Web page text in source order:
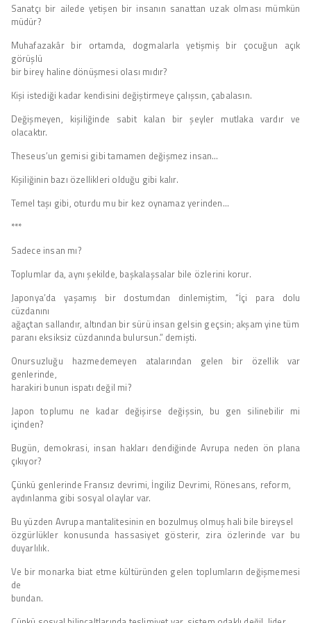
Sanatçı bir ailede yetişen bir insanın sanattan uzak olması mümkün
müdür?
Muhafazakâr bir ortamda, dogmalarla yetişmiş bir çocuğun açık
görüşlü
bir birey haline dönüşmesi olası mıdır?
Kişi istediği kadar kendisini değiştirmeye çalışsın, çabalasın.
Değişmeyen, kişiliğinde sabit kalan bir şeyler mutlaka vardır ve
olacaktır.
Theseus’un gemisi gibi tamamen değişmez insan…
Kişiliğinin bazı özellikleri olduğu gibi kalır.
Temel taşı gibi, oturdu mu bir kez oynamaz yerinden…
***
Sadece insan mı?
Toplumlar da, aynı şekilde, başkalaşsalar bile özlerini korur.
Japonya’da yaşamış bir dostumdan dinlemiştim, “İçi para dolu
cüzdanını
ağaçtan sallandır, altından bir sürü insan gelsin geçsin; akşam yine tüm
paranı eksiksiz cüzdanında bulursun.” demişti.
Onursuzluğu hazmedemeyen atalarından gelen bir özellik var
genlerinde,
harakiri bunun ispatı değil mi?
Japon toplumu ne kadar değişirse değişsin, bu gen silinebilir mi
içinden?
Bugün, demokrasi, insan hakları dendiğinde Avrupa neden ön plana
çıkıyor?
Çünkü genlerinde Fransız devrimi, İngiliz Devrimi, Rönesans, reform,
aydınlanma gibi sosyal olaylar var.
Bu yüzden Avrupa mantalitesinin en bozulmuş olmuş hali bile bireysel
özgürlükler konusunda hassasiyet gösterir, zira özlerinde var bu
duyarlılık.
Ve bir monarka biat etme kültüründen gelen toplumların değişmemesi
de
bundan.